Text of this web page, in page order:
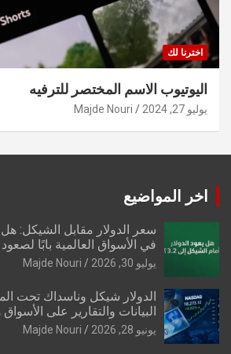
اخترنا لك
اليوتيوب الاسم المختصر للترفيه
يوليو 27, 2024 Majde Nouri
اخر المواضيع
سعر الدولار مقابل الشيكل: هل
في الأسواق العالمية بابًا
يوليو 30, 2026 Majde Nouri
الدولار شيكل وناسداك تحت
البيانات والتقارير على
يونيو 28, 2026 Majde Nouri